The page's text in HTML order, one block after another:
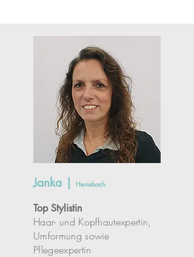
Janka | Hemsbach
Top Stylistin
Haar- und Kopfhautexpertin,
Umformung sowie
Pflegeexpertin